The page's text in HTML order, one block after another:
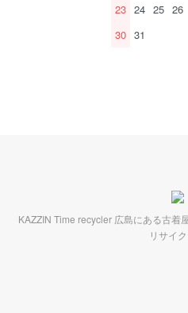
23 24 25 26
30 31
KAZZIN Time recycler 広島にある古着
リサイ